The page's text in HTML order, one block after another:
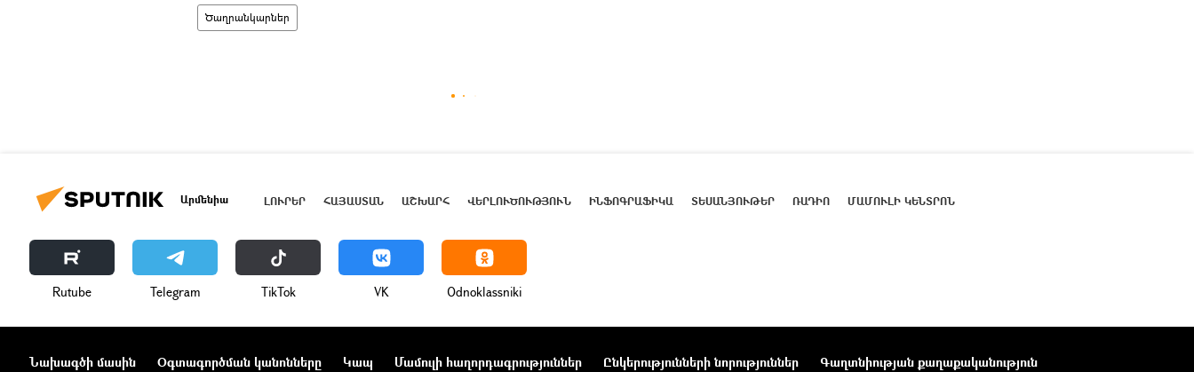
Ծաղրանկարներ
Արմենիա ԼՈՒՐԵՐ ՀԱՅԱՍՏԱՆ ԱՇԽԱՐՀ ՎԵՐԼՈՒԾՈՒԹՅՈՒՆ ԻՆՖՈԳՐԱՖԻԿԱ ՏԵՍԱՆՅՈՒԹԵՐ ՌԱԴԻՈ ՄԱՄՈՒԼԻ ԿԵՆՏՐՈՆ
Rutube Telegram ТikТоk VK Odnoklassniki
Նախագծի մասին Օգտագործման կանոնները Կապ Մամուլի հաղորդագրություններ Ընկերությունների նորություններ Գաղտնիության քաղաքականություն